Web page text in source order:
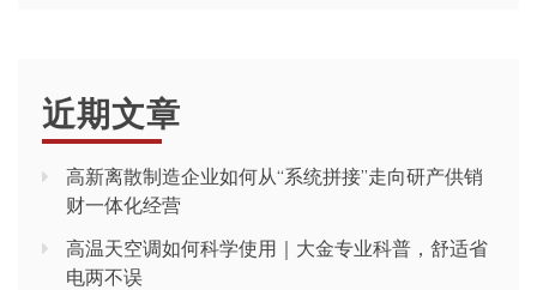
近期文章
高新离散制造企业如何从“系统拼接”走向研产供销
财一体化经营
高温天空调如何科学使用｜大金专业科普，舒适省
电两不误